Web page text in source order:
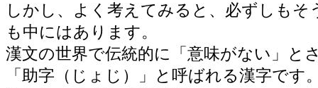
しかし、よく考えてみると、必ずしもそ
も中にはあります。
漢文の世界で伝統的に「意味がない」と
「助字（じょじ）」と呼ばれる漢字です